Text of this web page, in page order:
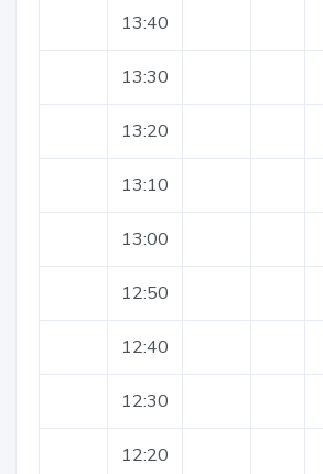
13:40
13:30
13:20
13:10
13:00
12:50
12:40
12:30
12:20